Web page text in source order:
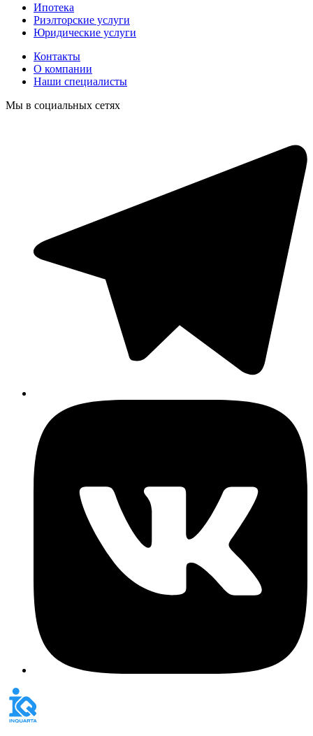
Ипотека
Риэлторские услуги
Юридические услуги
Контакты
О компании
Наши специалисты
Мы в социальных сетях